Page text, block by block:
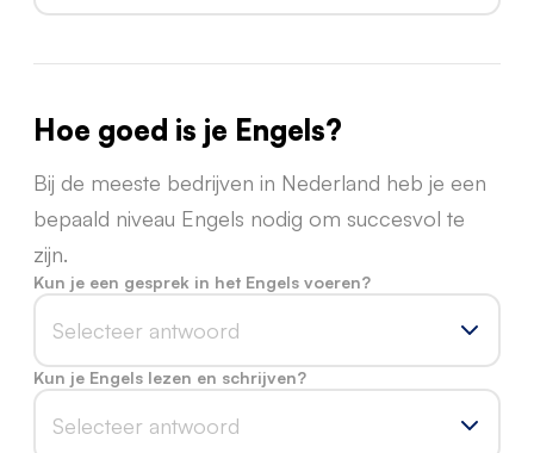
Hoe goed is je Engels?
Bij de meeste bedrijven in Nederland heb je een
bepaald niveau Engels nodig om succesvol te
zijn.
Kun je een gesprek in het Engels voeren?
Selecteer antwoord
Kun je Engels lezen en schrijven?
Selecteer antwoord